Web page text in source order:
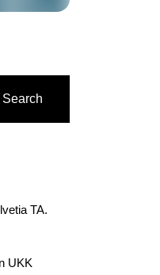
Search
TA.
UKK